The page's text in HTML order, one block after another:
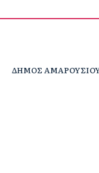
ΔΗΜΟΣ